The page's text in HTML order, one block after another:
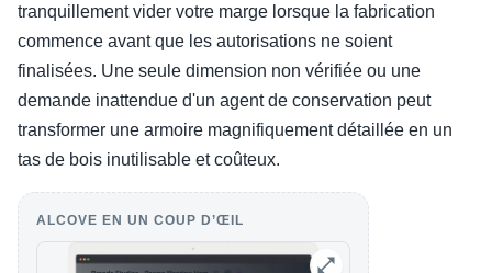
tranquillement vider votre marge lorsque la fabrication
commence avant que les autorisations ne soient
finalisées. Une seule dimension non vérifiée ou une
demande inattendue d'un agent de conservation peut
transformer une armoire magnifiquement détaillée en un
tas de bois inutilisable et coûteux.
ALCOVE EN UN COUP D’ŒIL